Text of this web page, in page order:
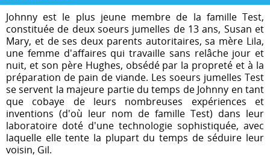
Johnny est le plus jeune membre de la famille Test,
constituée de deux soeurs jumelles de 13 ans, Susan et
Mary, et de ses deux parents autoritaires, sa mère Lila,
une femme d'affaires qui travaille sans relâche jour et
nuit, et son père Hughes, obsédé par la propreté et à la
préparation de pain de viande. Les soeurs jumelles Test
se servent la majeure partie du temps de Johnny en tant
que cobaye de leurs nombreuses expériences et
inventions (d'où leur nom de famille Test) dans leur
laboratoire doté d'une technologie sophistiquée, avec
laquelle elle tente la plupart du temps de séduire leur
voisin, Gil.